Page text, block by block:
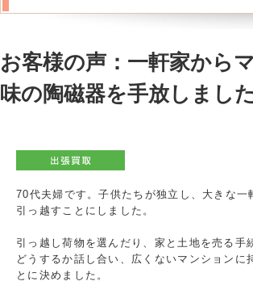
お客様の声：一軒家か
味の陶磁器を手放しました
70代夫婦です。子供たちが独立し、大きな
引っ越すことにしました。
引っ越し荷物を選んだり、家と土地を売る
どうするか話し合い、広くないマンション
とに決めました。